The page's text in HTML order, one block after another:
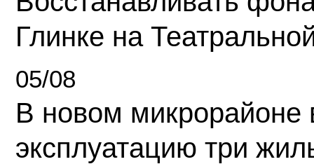
Глинке на
05/08
В новом микрорайоне
эксплуатацию три